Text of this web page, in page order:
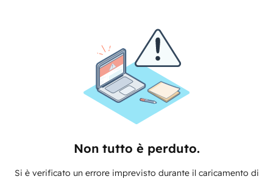
Non tutto è perduto.
Si è verificato un errore imprevisto durante il caricamento di